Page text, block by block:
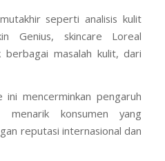
seperti analisis kulit
Genius, skincare Loreal
berbagai masalah kulit, dari
ini mencerminkan pengaruh
konsumen yang
reputasi internasional dan